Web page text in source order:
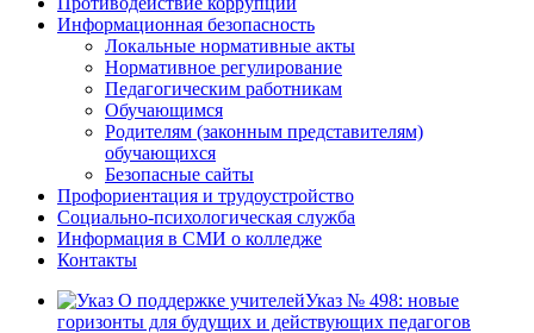
Информационная безопасность
Локальные нормативные акты
Нормативное регулирование
Педагогическим работникам
Обучающимся
Родителям (законным представителям)
обучающихся
Безопасные сайты
Профориентация и трудоустройство
Социально-психологическая служба
Информация в СМИ о колледже
Контакты
Указ № 498: новые
горизонты для будущих и действующих педагогов